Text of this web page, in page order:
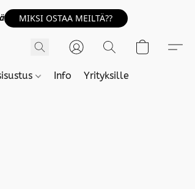
MIKSI OSTAA MEILTÄ??
Info Yrityksille